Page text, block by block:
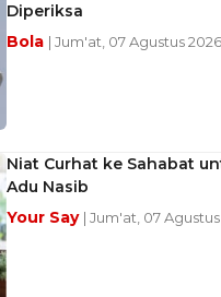
Diperiksa
Bola | Jum'at, 07 Agustus
Niat Curhat ke Sahabat
Adu Nasib
Your Say | Jum'at, 07 Agustus